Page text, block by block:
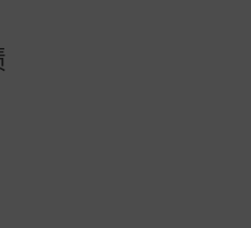
机会
前市场需求方面有着良好的记录
率和强劲的自由现金流收益率
服务于多个地区、客户和汽车细分